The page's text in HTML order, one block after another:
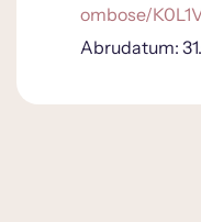
ombose/
Abrudatum: